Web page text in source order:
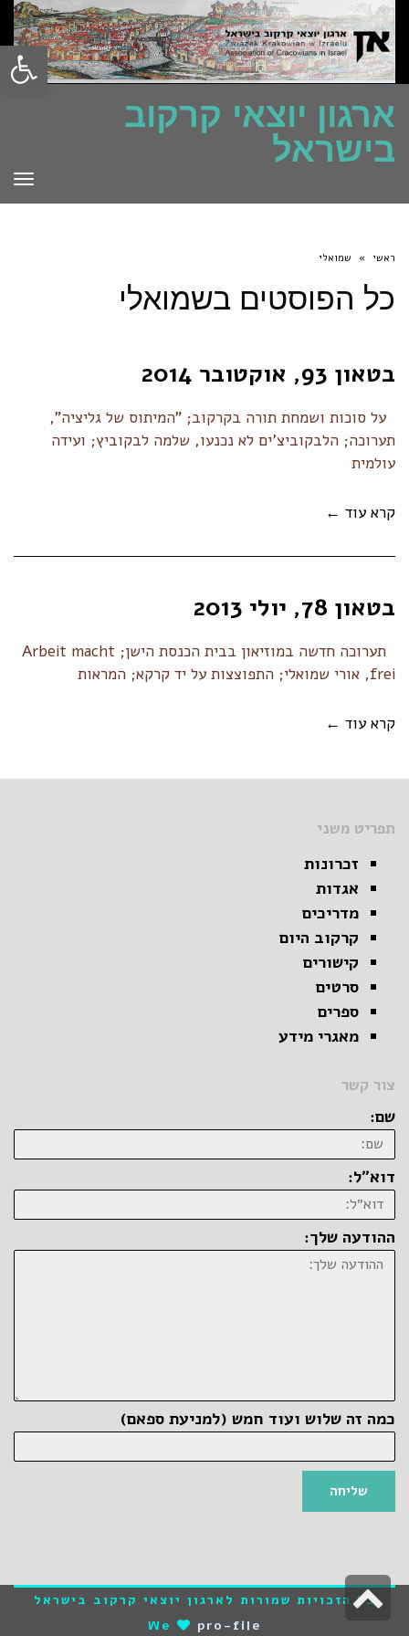
פתח
ארגון יוצאי קרקוב
בישראל
ראשי » שמואלי
כל הפוסטים בשמואלי
בטאון 93, אוקטובר 2014
על סוכות ושמחת תורה בקרקוב; "המיתוס של גליציה",
תערוכה; הלבקוביצ'ים לא נכנעו, שלמה לבקוביץ; ועידה
עולמית
קרא עוד ←
בטאון 78, יולי 2013
תערוכה חדשה במוזיאון בבית הכנסת הישן; Arbeit macht
frei, אורי שמואלי; התפוצצות על יד קרקא; המראות
קרא עוד ←
תפריט משני
זכרונות
אגדות
מדריכים
קרקוב היום
קישורים
סרטים
ספרים
מאגרי מידע
צור קשר
שם:
דוא״ל:
ההודעה שלך:
כמה זה שלוש ועוד חמש (למניעת ספאם)
שליחה
כל הזכויות שמורות לארגון יוצאי קרקוב בישראל
We
pro-file
גלילה